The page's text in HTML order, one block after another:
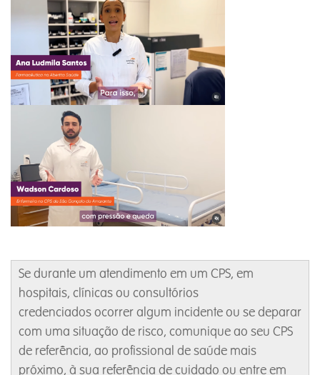
Se durante um atendimento em um CPS, em
hospitais, clínicas ou consultórios
credenciados ocorrer algum incidente ou se deparar
com uma situação de risco, comunique ao seu CPS
de referência, ao profissional de saúde mais
próximo, à sua referência de cuidado ou entre em